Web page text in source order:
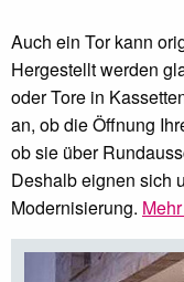
Auch ein Tor kann
Hergestellt werden
oder Tore in
an, ob die Öffnung
ob sie über
Deshalb eignen sich
Modernisierung.